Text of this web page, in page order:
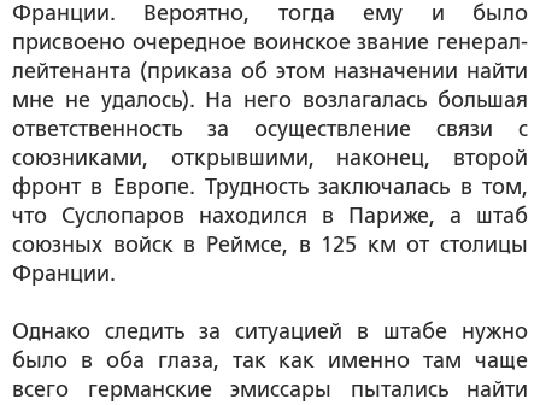
Франции. Вероятно, тогда ему и было
присвоено очередное воинское звание генерал-
лейтенанта (приказа об этом назначении найти
мне не удалось). На него возлагалась большая
ответственность за осуществление связи с
союзниками, открывшими, наконец, второй
фронт в Европе. Трудность заключалась в том,
что Суслопаров находился в Париже, а штаб
союзных войск в Реймсе, в 125 км от столицы
Франции.
Однако следить за ситуацией в штабе нужно
было в оба глаза, так как именно там чаще
всего германские эмиссары пытались найти